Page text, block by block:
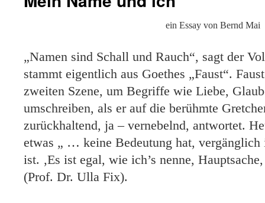
ein Essay von Bernd Mai
„Namen sind Schall und Rauch“, sagt der
stammt eigentlich aus Goethes „Faust“.
zweiten Szene, um Begriffe wie Liebe,
umschreiben, als er auf die berühmte
zurückhaltend, ja – vernebelnd, antwortet.
etwas „ … keine Bedeutung hat,
ist. ‚Es ist egal, wie ich’s nenne,
(Prof. Dr. Ulla Fix).